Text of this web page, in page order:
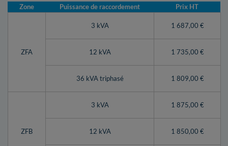
Zone Puissance de raccordement Prix HT
ZFA
3 kVA 1 687,00 €
12 kVA 1 735,00 €
36 kVA triphasé 1 809,00 €
ZFB
3 kVA 1 875,00 €
12 kVA 1 850,00 €